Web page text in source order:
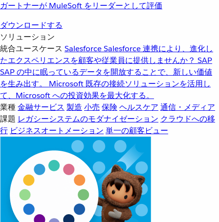
ガートナーが MuleSoft をリーダーとして評価
ダウンロードする
ソリューション
統合ユースケース SalesforceSalesforce 連携により、進化し
たエクスペリエンスを顧客や従業員に提供しませんか？ SAP
SAP の中に眠っているデータを開放することで、新しい価値
を生み出す。
Microsoft 既存の接続ソリューションを活用し
て、Microsoft への投資効果を最大化する。
業種金融サービス 製造 小売 保険 ヘルスケア 通信・メディア
課題 レガシーシステムのモダナイゼーション クラウドへの移
行 ビジネスオートメーション 単一の顧客ビュー